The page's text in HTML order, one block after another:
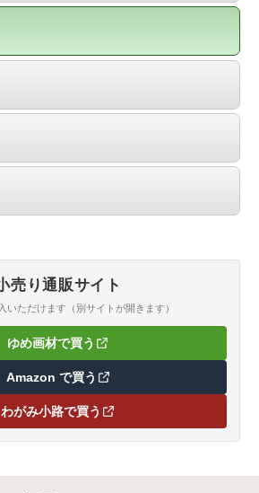
売り通販サイト
いただけます（別サイトが開きます）
ゆめ画材で買う（新しいタブで開きます）
Amazon で買う（新しいタブで開きます）
わがみ小路で買う（新しいタブで開きます）